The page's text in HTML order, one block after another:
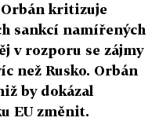
kritizuje
sankcí namířených
v rozporu se zájmy
než Rusko. Orbán
by dokázal
EU změnit.